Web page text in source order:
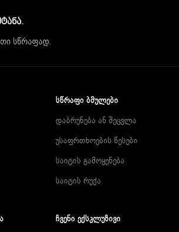
სწრაფად.
ᲡᲬᲠᲐᲤᲘ ᲑᲛᲣᲚᲔᲑᲘ
დაბრუნება ან შეცვლა
უსაფრთხოების წესები
საიტის გამოყენება
საიტის რუქა
ᲩᲕᲔᲜᲘ ᲔᲥᲡᲙᲚᲣᲖᲘᲕᲘ